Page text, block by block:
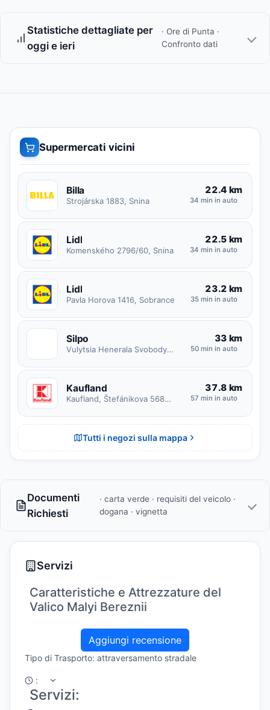
Statistiche dettagliate per
oggi e ieri
· Ore di Punta ·
Confronto dati
Supermercati vicini
Billa
Strojárska 1883, Snina
22.4 km
34 min in auto
Lidl
Komenského 2796/60, Snina
22.5 km
34 min in auto
Lidl
Pavla Horova 1416, Sobrance
23.2 km
35 min in auto
Silpo
Vulytsia Henerala Svobody 9Б, Uzhhorodska miska hromada
33 km
50 min in auto
Kaufland
Kaufland, Štefánikova 5684/50, 066 01 Humenné, Slovensko
37.8 km
57 min in auto
Tutti i negozi sulla mappa
Documenti
Richiesti
· carta verde · requisiti del veicolo ·
dogana · vignetta
Servizi
Caratteristiche e Attrezzature del
Valico Malyi Bereznii
Aggiungi recensione
Tipo di Trasporto: attraversamento stradale
:
Servizi: